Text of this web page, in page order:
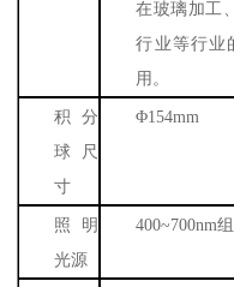
在玻璃加工
行业等行业
用。
积分
球尺
寸
Φ154mm
照明
光源
400~700nm